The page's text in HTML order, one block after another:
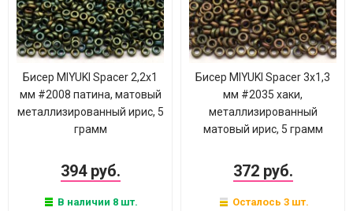
Бисер MIYUKI Spacer 2,2х1
мм #2008 патина, матовый
металлизированный ирис, 5
грамм
394 руб.
В наличии 8 шт.
Бисер MIYUKI Spacer 3х1,3
мм #2035 хаки,
металлизированный
матовый ирис, 5 грамм
372 руб.
Осталось 3 шт.